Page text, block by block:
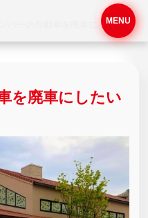
ンバーの自動車を廃車にしたい場
を廃車にしたい
MENU